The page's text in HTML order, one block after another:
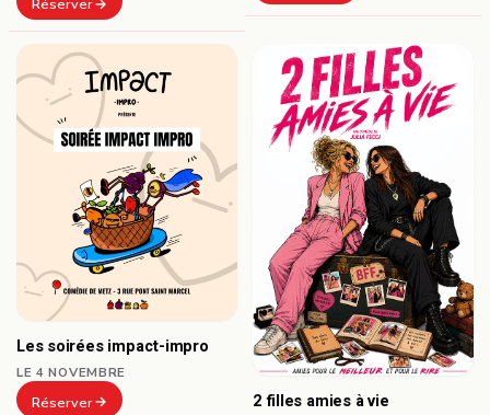
Réserver
Les soirées impact-impro
LE 4 NOVEMBRE
Réserver 2 filles amies à vie